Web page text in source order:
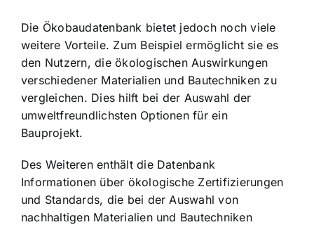
Die Ökobaudatenbank bietet jedoch noch viele
weitere Vorteile. Zum Beispiel ermöglicht sie es
den Nutzern, die ökologischen Auswirkungen
verschiedener Materialien und Bautechniken zu
vergleichen. Dies hilft bei der Auswahl der
umweltfreundlichsten Optionen für ein
Bauprojekt.
Des Weiteren enthält die Datenbank
Informationen über ökologische Zertifizierungen
und Standards, die bei der Auswahl von
nachhaltigen Materialien und Bautechniken